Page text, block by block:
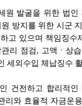
원 발굴을 위한 법인
방지를 위한 시군
고 있으며 책임징수
리 점검, 고액ㆍ상
세외수입 체납징수
건전하고 합리적인
리와 효율적 자금운